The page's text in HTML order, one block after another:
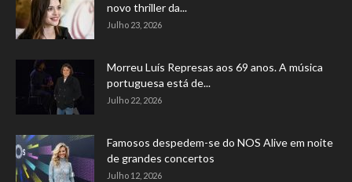
novo thriller da...
Julho 23, 2026
Morreu Luís Represas aos 69 anos. A música
portuguesa está de...
Julho 22, 2026
Famosos despedem-se do NOS Alive em noite
de grandes concertos
Julho 12, 2026